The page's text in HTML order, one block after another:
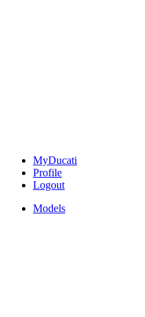
MyDucati
Profile
Logout
Models